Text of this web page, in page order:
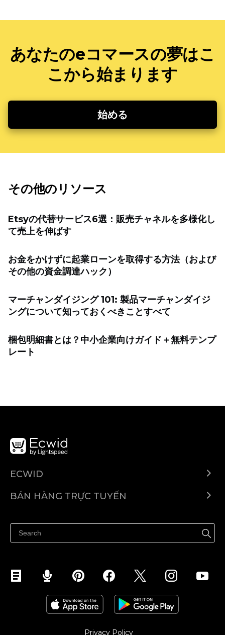
あなたのeコマースの夢はこ
こから始まります
始める
その他のリソース
Etsyの代替サービス6選：販売チャネルを多様化し
て売上を伸ばす
お金をかけずに起業ローンを取得する方法（および
その他の資金調達ハック）
マーチャンダイジング 101: 製品マーチャンダイジ
ングについて知っておくべきことすべて
梱包明細書とは？中小企業向けガイド＋無料テンプ
レート
ECWID
Trung tâm trợ giúp
BÁN HÀNG TRỰC TUYẾN
Quảng bá ở bất cứ đâu
Kiểm soát mọi thứ
Privacy Policy